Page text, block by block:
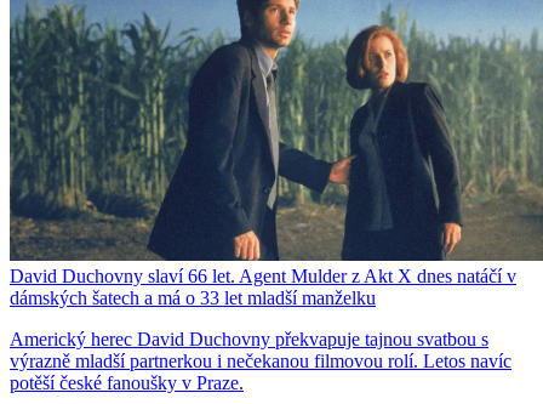
David Duchovny slaví 66 let. Agent Mulder z Akt X dnes natáčí v
dámských šatech a má o 33 let mladší manželku
Americký herec David Duchovny překvapuje tajnou svatbou s
výrazně mladší partnerkou i nečekanou filmovou rolí. Letos navíc
potěší české fanoušky v Praze.